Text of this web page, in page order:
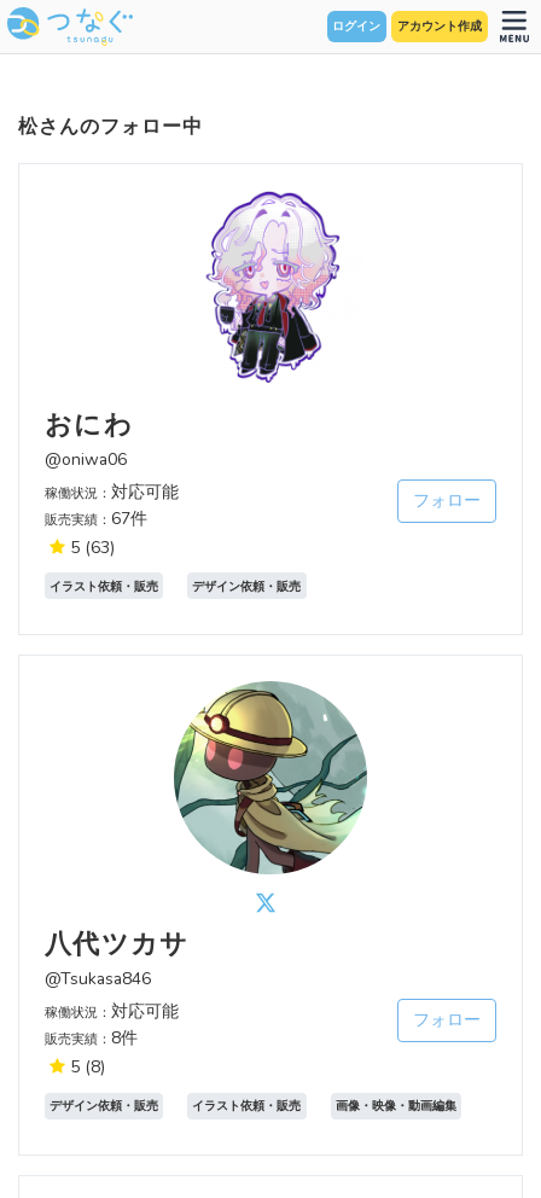
ログイン アカウント作成
松さんのフォロー中
おにわ
@oniwa06
稼働状況： 対応可能
販売実績： 67件
5 (63)
フォロー
イラスト依頼・販売 デザイン依頼・販売
八代ツカサ
@Tsukasa846
稼働状況： 対応可能
販売実績： 8件
5 (8)
フォロー
デザイン依頼・販売 イラスト依頼・販売 画像・映像・動画編集